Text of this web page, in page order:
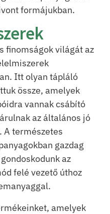
formájukban.
finomságok világát az
Itt olyan tápláló
össze, amelyek
vannak csábító
az általános jó
A természetes
gazdag
az
felé vezető úthoz
amelyek